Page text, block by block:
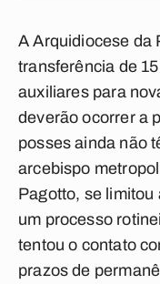
A Arquidiocese da
transferência de
auxiliares para
deverão ocorrer a
posses ainda não
arcebispo
Pagotto, se limitou
um processo
tentou o contato
prazos de